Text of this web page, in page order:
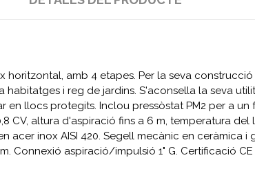
horitzontal, amb 4 etapes. Per la seva
i reg de jardins. S'aconsella la seva
en llocs protegits. Inclou pressòstat PM2 per a
altura d'aspiració fins a 6 m, temperatura del
inox AISI 420. Segell mecànic en ceràmica i
Connexió aspiració/impulsió 1" G. Certificació CE